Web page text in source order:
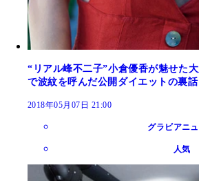
“リアル峰不二子”小倉優香が魅せた
で波紋を呼んだ公開ダイエットの裏
2018年05月07日 21:00
グラビアニ
人気